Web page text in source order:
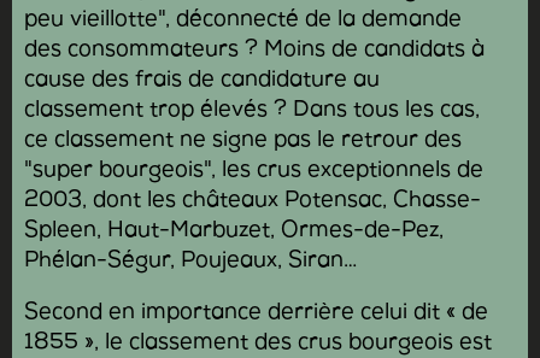
peu vieillotte", déconnecté de la demande
des consommateurs ? Moins de candidats à
cause des frais de candidature au
classement trop élevés ? Dans tous les cas,
ce classement ne signe pas le retrour des
"super bourgeois", les crus exceptionnels de
2003, dont les châteaux Potensac, Chasse-
Spleen, Haut-Marbuzet, Ormes-de-Pez,
Phélan-Ségur, Poujeaux, Siran…
Second en importance derrière celui dit « de
1855 », le classement des crus bourgeois est